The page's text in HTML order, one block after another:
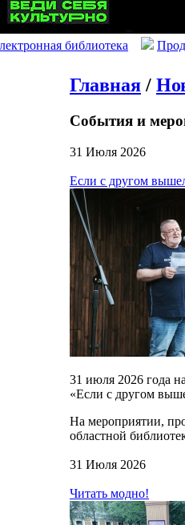
библиотека
Главная /
События и
31 Июля 2026
Если с другом
31 июля 2026 года
«Если с другом
На мероприятии,
областной
31 Июля 2026
Читать модно!